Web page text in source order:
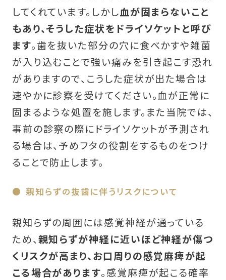
してくれています。しかし血が固まらないこと
もあり、そうした症状をドライソケットと呼び
ます。歯を抜いた部分の穴に食べかすや雑菌
が入り込むことで強い痛みを引き起こす恐れ
がありますので、こうした症状が出た場合は
速やかに診察を受けてください。血が正常に
固まるような処置を施します。また当院では、
事前の診察の際にドライソケットが予測され
る場合は、予めフタの役割をするものをつけ
ることで防止します。
親知らずの抜歯に伴うリスクについて
親知らずの周囲には感覚神経が通っている
ため、親知らずが神経に近いほど神経が傷つ
くリスクが高まり、お口周りの感覚麻痺が起
こる場合があります。感覚麻痺が起こる確率